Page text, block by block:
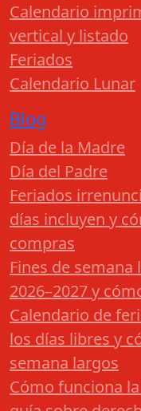
Calendario
vertical y listado
Feriados
Calendario Lunar
Blog
Día de la Madre
Día del Padre
Feriados
días incluyen y
compras
Fines de
2026–2027 y
Calendario de
los días libres y
semana largos
Cómo funciona